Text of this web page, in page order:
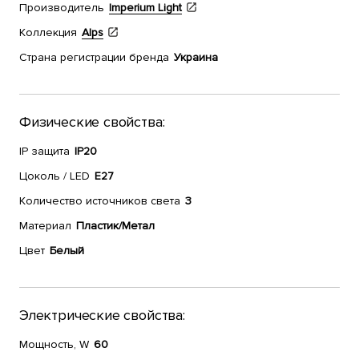
Производитель Imperium Light
Коллекция Alps
Страна регистрации бренда Украина
Физические свойства:
IP защита IP20
Цоколь / LED E27
Количество источников света 3
Материал Пластик/Метал
Цвет Белый
Электрические свойства:
Мощность, W 60